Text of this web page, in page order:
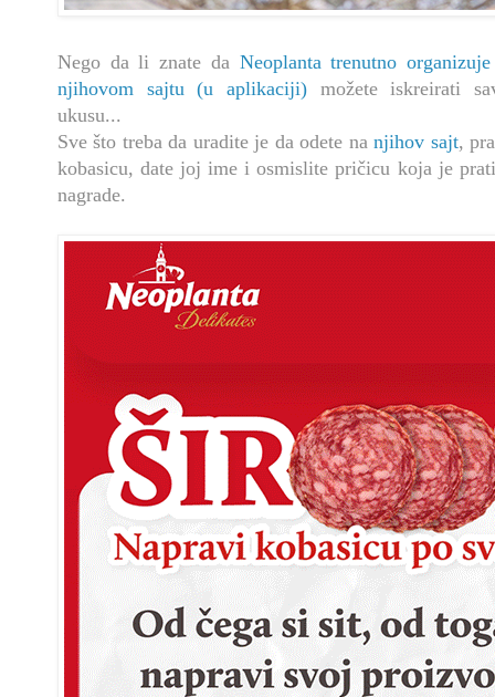
Nego da li znate da Neoplanta trenutno
njihovom sajtu (u aplikaciji) možete iskreirati
ukusu...
Sve što treba da uradite je da odete nanjihov sajt,
kobasicu, date joj ime i osmislite pričicu koja je
nagrade.